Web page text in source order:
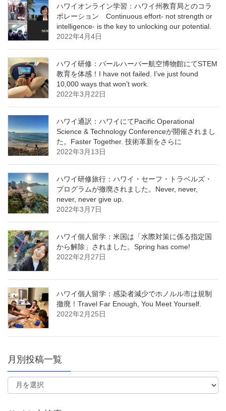
ハワイオンライン学習：ハワイ州教育局とのコラ
ボレーション Continuous effort- not strength or
intelligence- is the key to unlocking our potential.
2022年4月4日
ハワイ研修：パールハーバー航空博物館にてSTEM
教育を体感！I have not failed. I’ve just found
10,000 ways that won’t work.
2022年3月22日
ハワイ通訳：ハワイにてPacific Operational
Science & Technology Conferenceが開催されまし
た。Faster Together. 技術革新をさらに
2022年3月13日
ハワイ研修旅行：ハワイ・セーフ・トラベルズ・
プログラムが撤廃されました。Never, never,
never, never give up.
2022年3月7日
ハワイ個人留学：米国は「水際対策に係る指定国
から解除」されました。Spring has come!
2022年2月27日
ハワイ個人留学：感染者減少でホノルル市は規制
撤廃！Travel Far Enough, You Meet Yourself.
2022年2月25日
月別投稿一覧